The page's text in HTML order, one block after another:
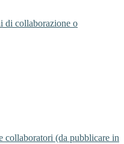
di collaborazione o
collaboratori (da pubblicare in